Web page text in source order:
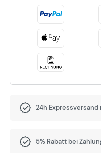
24h Expressversand
5% Rabatt bei